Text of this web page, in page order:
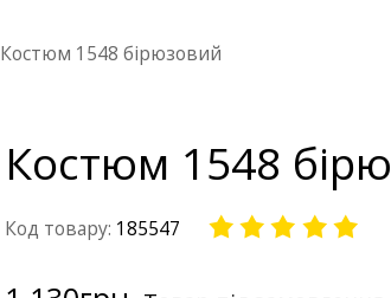
Костюм 1548 бірюзовий
Костюм 1548
Код товару: 185547